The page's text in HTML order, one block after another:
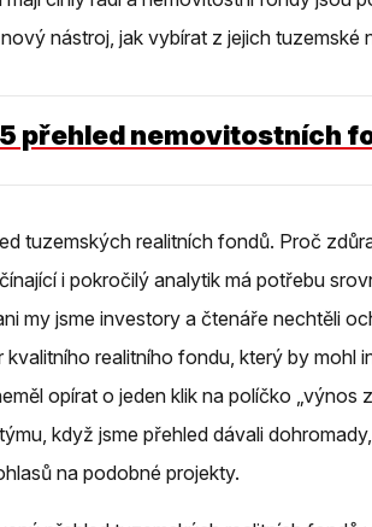
nástroj, jak vybírat z jejich tuzemské
přehled nemovitostních
tuzemských realitních fondů. Proč
i pokročilý analytik má potřebu
my jsme investory a čtenáře nechtěli
realitního fondu, který by mohl
opírat o jeden klik na políčko „výnos
když jsme přehled dávali
na podobné projekty.